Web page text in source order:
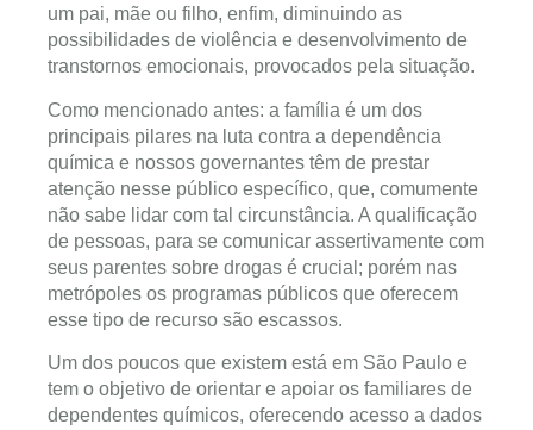
um pai, mãe ou filho, enfim, diminuindo as
possibilidades de violência e desenvolvimento de
transtornos emocionais, provocados pela situação.
Como mencionado antes: a família é um dos
principais pilares na luta contra a dependência
química e nossos governantes têm de prestar
atenção nesse público específico, que, comumente
não sabe lidar com tal circunstância. A qualificação
de pessoas, para se comunicar assertivamente com
seus parentes sobre drogas é crucial; porém nas
metrópoles os programas públicos que oferecem
esse tipo de recurso são escassos.
Um dos poucos que existem está em São Paulo e
tem o objetivo de orientar e apoiar os familiares de
dependentes químicos, oferecendo acesso a dados